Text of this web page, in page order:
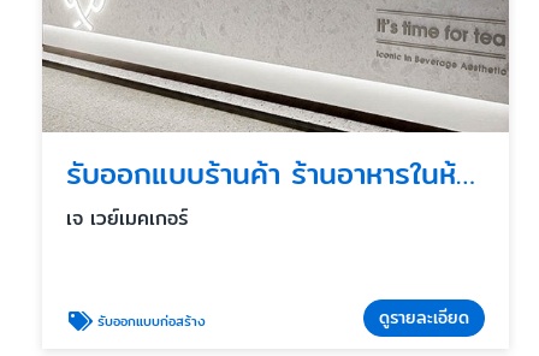
รับออกแบบร้านค้า ร้านอาหารในห้าง
เจ เวย์เมคเกอร์
รับออกแบบก่อสร้าง ดูรายละเอียด